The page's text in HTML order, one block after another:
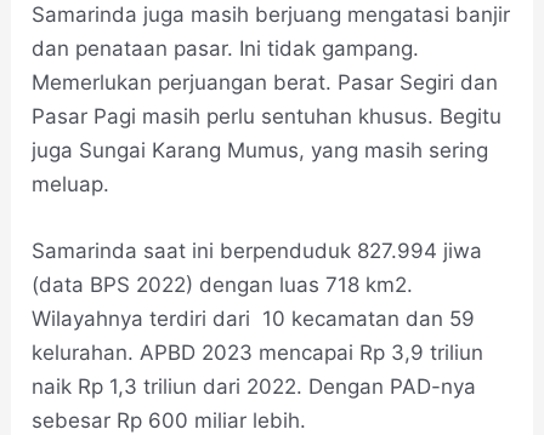
Samarinda juga masih berjuang mengatasi banjir
dan penataan pasar. Ini tidak gampang.
Memerlukan perjuangan berat. Pasar Segiri dan
Pasar Pagi masih perlu sentuhan khusus. Begitu
juga Sungai Karang Mumus, yang masih sering
meluap.
Samarinda saat ini berpenduduk 827.994 jiwa
(data BPS 2022) dengan luas 718 km2.
Wilayahnya terdiri dari 10 kecamatan dan 59
kelurahan. APBD 2023 mencapai Rp 3,9 triliun
naik Rp 1,3 triliun dari 2022. Dengan PAD-nya
sebesar Rp 600 miliar lebih.